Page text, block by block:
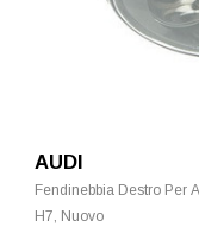
AUDI
Fendinebbia Destro Per
H7, Nuovo